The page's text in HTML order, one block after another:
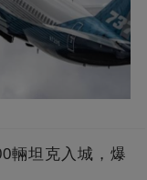
輛坦克入城，爆